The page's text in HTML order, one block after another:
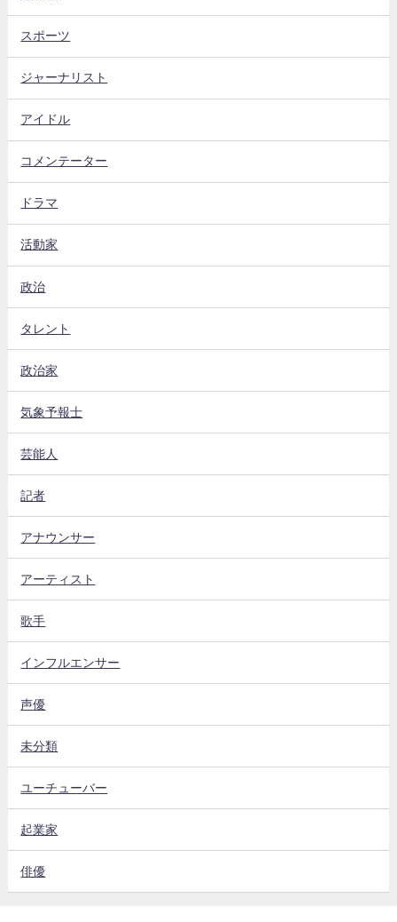
スポーツ
ジャーナリスト
アイドル
コメンテーター
ドラマ
活動家
政治
タレント
政治家
気象予報士
芸能人
記者
アナウンサー
アーティスト
歌手
インフルエンサー
声優
未分類
ユーチューバー
起業家
俳優